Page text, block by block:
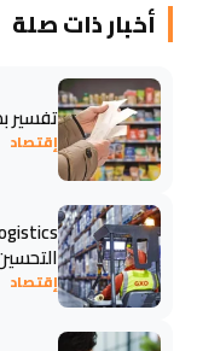
أخبار ذات صلة
تفسير
إقتصاد
إقتصاد